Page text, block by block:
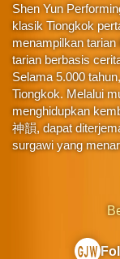
Shen Yun
klasik Tiongkok
menampilkan
tarian berbasis
Selama 5.000
Tiongkok. Melalui
menghidupkan
神韻, dapat
surgawi yang